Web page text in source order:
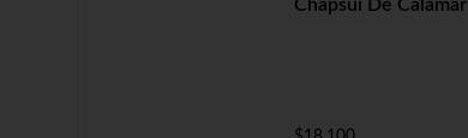
Chapsui De Calamar